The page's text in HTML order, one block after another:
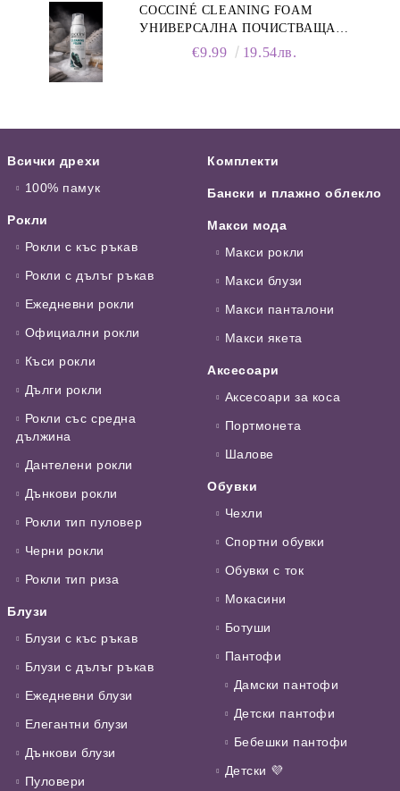
COCCINÉ CLEANING FOAM
УНИВЕРСАЛНА ПОЧИСТВАЩА
ПЯНА ЗА ОБУВКИ, 150 МЛ
€9.99 19.54лв.
Всички дрехи
100% памук
Рокли
Рокли с къс ръкав
Рокли с дълъг ръкав
Ежедневни рокли
Официални рокли
Къси рокли
Дълги рокли
Рокли със средна
дължина
Дантелени рокли
Дънкови рокли
Рокли тип пуловер
Черни рокли
Рокли тип риза
Блузи
Блузи с къс ръкав
Блузи с дълъг ръкав
Ежедневни блузи
Елегантни блузи
Дънкови блузи
Пуловери
Комплекти
Бански и плажно облекло
Макси мода
Макси рокли
Макси блузи
Макси панталони
Макси якета
Аксесоари
Аксесоари за коса
Портмонета
Шалове
Обувки
Чехли
Спортни обувки
Обувки с ток
Мокасини
Ботуши
Пантофи
Дамски пантофи
Детски пантофи
Бебешки пантофи
Детски 💜